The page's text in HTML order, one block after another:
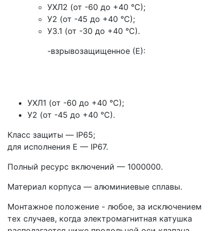
УХЛ2 (от -60 до +40 °С);
У2 (от -45 до +40 °С);
У3.1 (от -30 до +40 °С).
-взрывозащищенное (Е):
УХЛ1 (от -60 до +40 °С);
У2 (от -45 до +40 °С).
Класс защиты — IP65;
для исполнения Е — IP67.
Полный ресурс включений — 1000000.
Материал корпуса — алюминиевые сплавы.
Монтажное положение - любое, за исключением
тех случаев, когда электромагнитная катушка